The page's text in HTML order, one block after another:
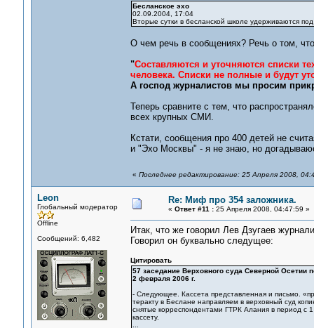
Бесланское эхо
02.09.2004, 17:04
Вторые сутки в бесланской школе удерживаются
О чем речь в сообщениях? Речь о том,
"Составляются и уточняются списки
человека. Списки не полные и будут
А господ журналистов мы просим
Теперь сравните с тем, что
всех крупных СМИ.
Кстати, сообщения про 400 детей не
и "Эхо Москвы" - я не знаю, но
« Последнее редактирование: 25 Апреля 2008,
Leon
Глобальный модератор
Offline
Сообщений: 6,482
Re: Миф про 354 заложника.
« Ответ #11 :25 Апреля 2008, 04:47:59 »
Итак, что же говорил Лев Дзугаев
Говорил он буквально следущее:
Цитировать
57 заседание Верховного суда Северной Осетии
2 февраля 2006 г.
- Следующее. Кассета представленная и письмо.
теракту в Беслане направляем в верховный суд
снятые корреспондентами ГТРК Алания в период с
кассету.